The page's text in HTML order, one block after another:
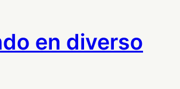
en diverso